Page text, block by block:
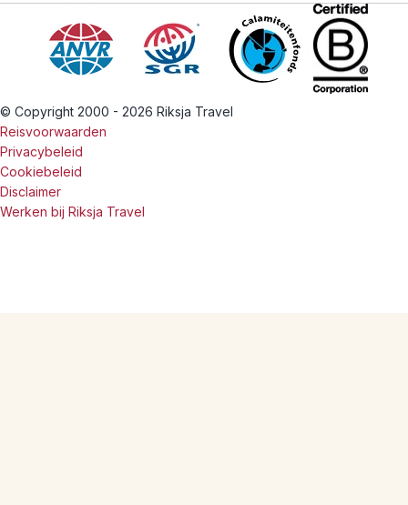
© Copyright 2000 - 2026 Riksja Travel
Reisvoorwaarden
Privacybeleid
Cookiebeleid
Disclaimer
Werken bij Riksja Travel